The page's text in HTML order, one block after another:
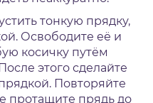
тонкую прядку,
Освободите её и
косичку путём
этого сделайте
Повторяйте
протащите прядь до